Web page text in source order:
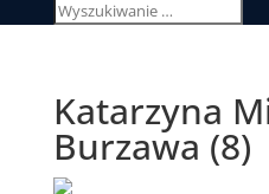
Katarzyna
Burzawa (8)